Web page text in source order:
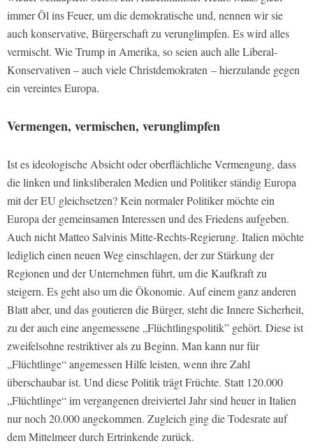
immer Öl ins Feuer, um die demokratische und, nennen wir sie
auch konservative, Bürgerschaft zu verunglimpfen. Es wird alles
vermischt. Wie Trump in Amerika, so seien auch alle Liberal-
Konservativen – auch viele Christdemokraten – hierzulande gegen
ein vereintes Europa.
Vermengen, vermischen, verunglimpfen
Ist es ideologische Absicht oder oberflächliche Vermengung, dass
die linken und linksliberalen Medien und Politiker ständig Europa
mit der EU gleichsetzen? Kein normaler Politiker möchte ein
Europa der gemeinsamen Interessen und des Friedens aufgeben.
Auch nicht Matteo Salvinis Mitte-Rechts-Regierung. Italien möchte
lediglich einen neuen Weg einschlagen, der zur Stärkung der
Regionen und der Unternehmen führt, um die Kaufkraft zu
steigern. Es geht also um die Ökonomie. Auf einem ganz anderen
Blatt aber, und das goutieren die Bürger, steht die Innere Sicherheit,
zu der auch eine angemessene „Flüchtlingspolitik” gehört. Diese ist
zweifelsohne restriktiver als zu Beginn. Man kann nur für
„Flüchtlinge“ angemessen Hilfe leisten, wenn ihre Zahl
überschaubar ist. Und diese Politik trägt Früchte. Statt 120.000
„Flüchtlinge“ im vergangenen dreiviertel Jahr sind heuer in Italien
nur noch 20.000 angekommen. Zugleich ging die Todesrate auf
dem Mittelmeer durch Ertrinkende zurück.